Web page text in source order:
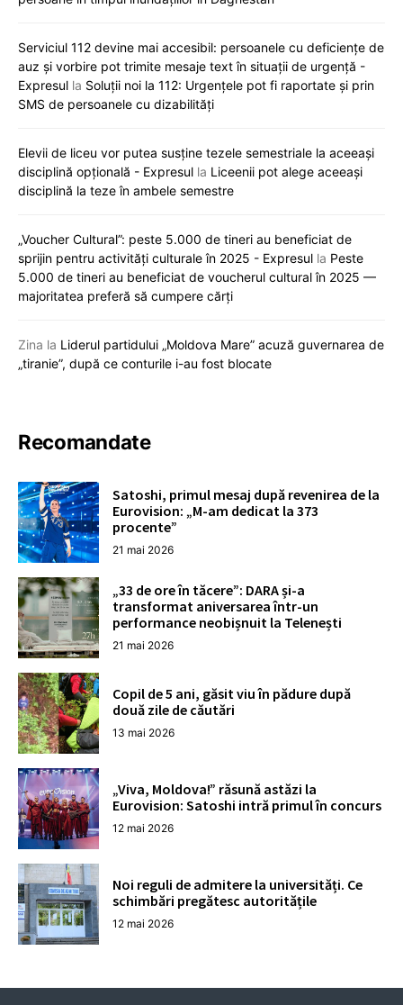
Serviciul 112 devine mai accesibil: persoanele cu deficiențe de
auz și vorbire pot trimite mesaje text în situații de urgență -
Expresul la Soluții noi la 112: Urgențele pot fi raportate și prin
SMS de persoanele cu dizabilități
Elevii de liceu vor putea susține tezele semestriale la aceeași
disciplină opțională - Expresul la Liceenii pot alege aceeași
disciplină la teze în ambele semestre
„Voucher Cultural”: peste 5.000 de tineri au beneficiat de
sprijin pentru activități culturale în 2025 - Expresul la Peste
5.000 de tineri au beneficiat de voucherul cultural în 2025 —
majoritatea preferă să cumpere cărți
Zina la Liderul partidului „Moldova Mare” acuză guvernarea de
„tiranie”, după ce conturile i-au fost blocate
Recomandate
Satoshi, primul mesaj după revenirea de la
Eurovision: „M-am dedicat la 373
procente”
21 mai 2026
„33 de ore în tăcere”: DARA și-a
transformat aniversarea într-un
performance neobișnuit la Telenești
21 mai 2026
Copil de 5 ani, găsit viu în pădure după
două zile de căutări
13 mai 2026
„Viva, Moldova!” răsună astăzi la
Eurovision: Satoshi intră primul în concurs
12 mai 2026
Noi reguli de admitere la universități. Ce
schimbări pregătesc autoritățile
12 mai 2026